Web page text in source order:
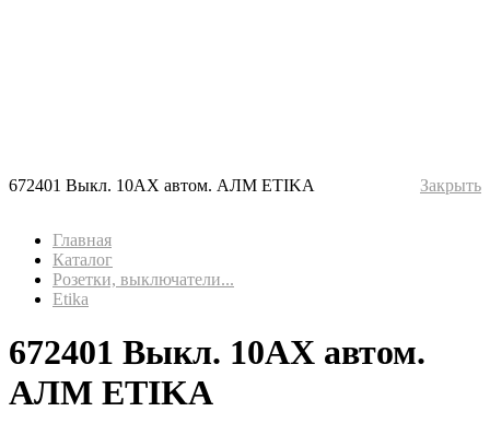
672401 Выкл. 10AX автом. АЛМ ETIKA Закрыть
Главная
Каталог
Розетки, выключатели...
Etika
672401 Выкл. 10AX автом.
АЛМ ETIKA